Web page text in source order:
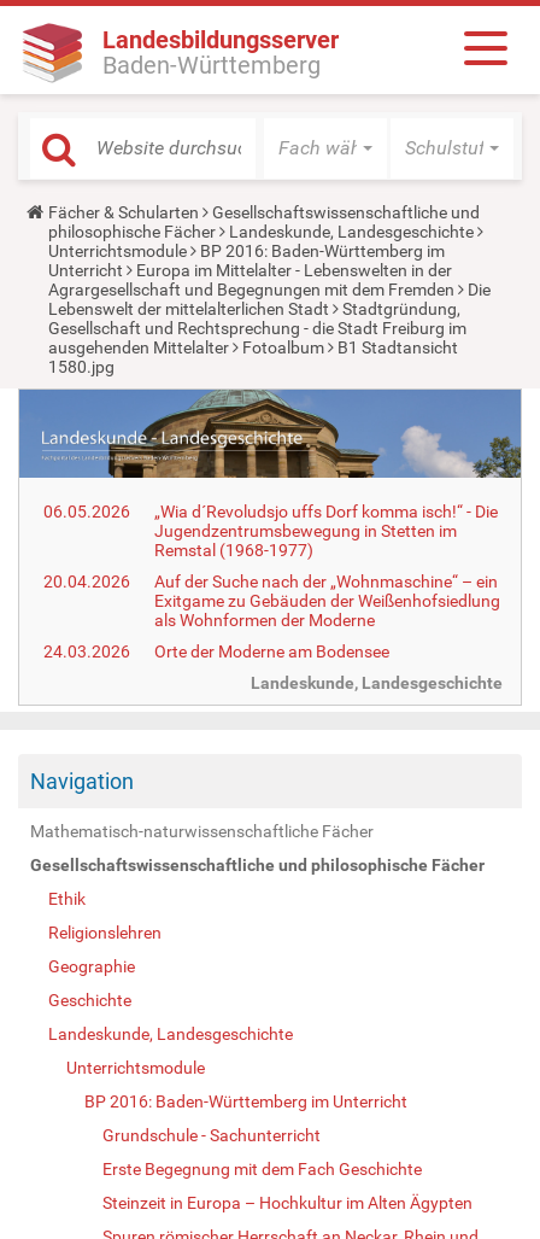
Landesbildungsserver
Baden-Württemberg
Fach wählen Schulstufe
Y
o
u
a
r
e
h
e
r
e
Fächer & Schularten
Gesellschaftswissenschaftliche und
philosophische Fächer
Landeskunde, Landesgeschichte
Unterrichtsmodule
BP 2016: Baden-Württemberg im
Unterricht
Europa im Mittelalter - Lebenswelten in der
Agrargesellschaft und Begegnungen mit dem Fremden
Die
Lebenswelt der mittelalterlichen Stadt
Stadtgründung,
Gesellschaft und Rechtsprechung - die Stadt Freiburg im
ausgehenden Mittelalter
Fotoalbum
B1 Stadtansicht
1580.jpg
06.05.2026
„Wia d´Revoludsjo uffs Dorf komma isch!“ - Die
Jugendzentrumsbewegung in Stetten im
Remstal (1968-1977)
20.04.2026
Auf der Suche nach der „Wohnmaschine“ – ein
Exitgame zu Gebäuden der Weißenhofsiedlung
als Wohnformen der Moderne
24.03.2026
Orte der Moderne am Bodensee
Landeskunde, Landesgeschichte
Navigation
Mathematisch-naturwissenschaftliche Fächer
Gesellschaftswissenschaftliche und philosophische Fächer
Ethik
Religionslehren
Geographie
Geschichte
Landeskunde, Landesgeschichte
Unterrichtsmodule
BP 2016: Baden-Württemberg im Unterricht
Grundschule - Sachunterricht
Erste Begegnung mit dem Fach Geschichte
Steinzeit in Europa – Hochkultur im Alten Ägypten